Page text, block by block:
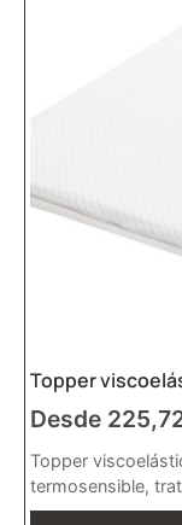
Topper
Desde
Topper
termosensible,